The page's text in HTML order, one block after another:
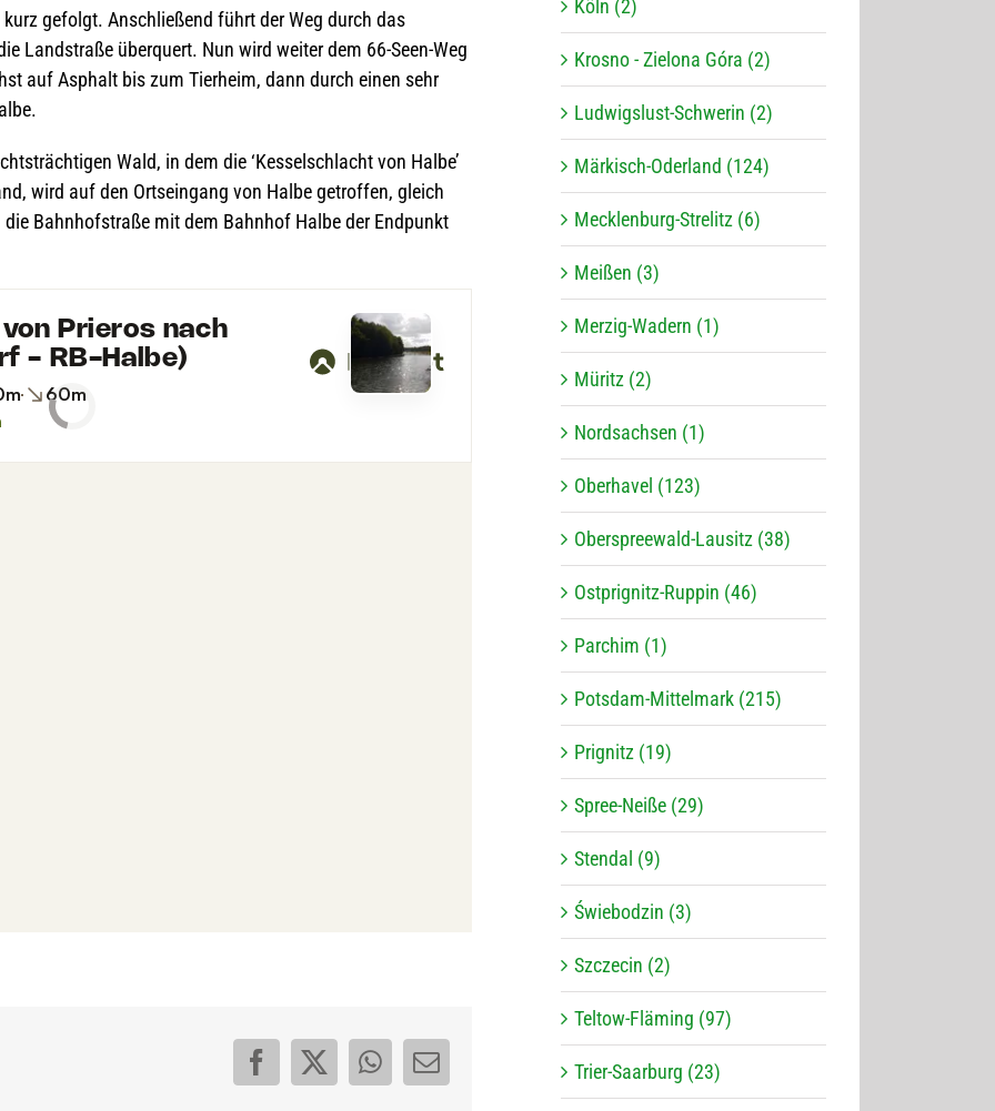
gefolgt. Anschlie­ßend führt der Weg durch das
Land­straße über­quert. Nun wird wei­ter dem 66-Seen-Weg
auf Asphalt bis zum Tier­heim, dann durch einen sehr
Wald, in dem die ‘Kes­sel­schlacht von Halbe’
wird auf den Orts­ein­gang von Halbe getrof­fen, gleich
Bahn­hof­straße mit dem Bahn­hof Halbe der End­punkt
Facebook
X WhatsApp
E-
Köln (2)
Krosno - Zielona Góra (2)
Ludwigslust-Schwerin (2)
Märkisch-Oderland (124)
Mecklenburg-Strelitz (6)
Meißen (3)
Merzig-Wadern (1)
Müritz (2)
Nordsachsen (1)
Oberhavel (123)
Oberspreewald-Lausitz (38)
Ostprignitz-Ruppin (46)
Parchim (1)
Potsdam-Mittelmark (215)
Prignitz (19)
Spree-Neiße (29)
Stendal (9)
Świebodzin (3)
Szczecin (2)
Teltow-Fläming (97)
Trier-Saarburg (23)